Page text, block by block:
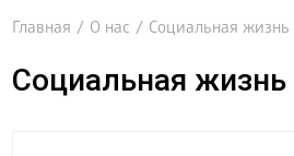
Главная / О нас / Социальная жизнь
Социальная жизнь